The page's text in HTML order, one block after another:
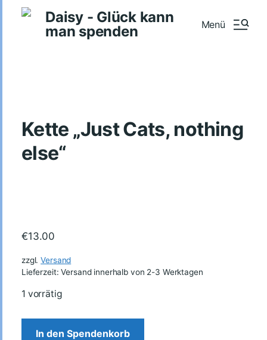
Daisy - Glück kann
man spenden
Menü
Kette „Just Cats, nothing
else“
€13.00
zzgl.Versand
Lieferzeit: Versand innerhalb von 2-3 Werktagen
1 vorrätig
In den Spendenkorb